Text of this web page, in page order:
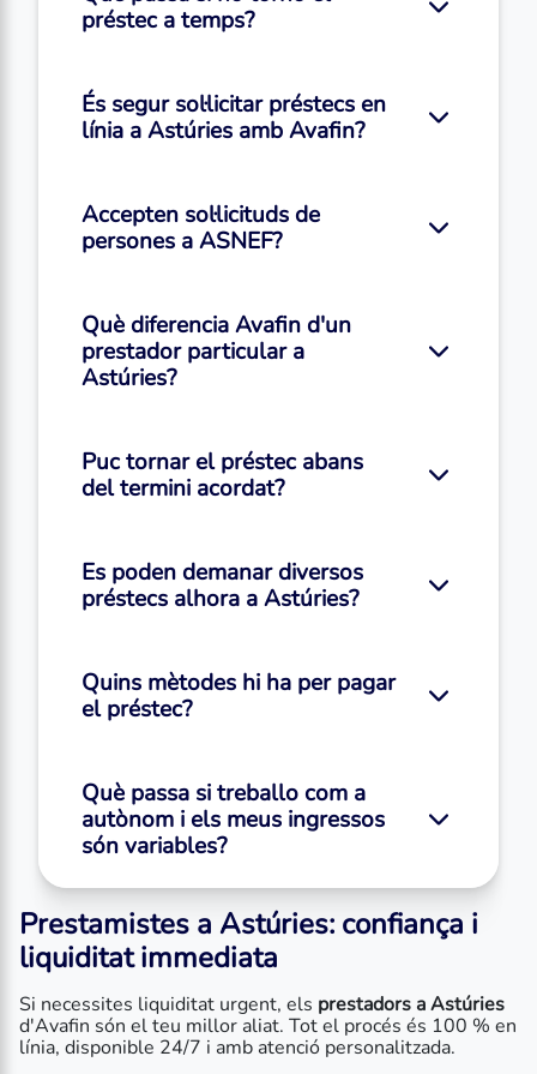
préstec a temps?
És segur sol·licitar préstecs en
línia a Astúries amb Avafin?
Accepten sol·licituds de
persones a ASNEF?
Què diferencia Avafin d'un
prestador particular a
Astúries?
Puc tornar el préstec abans
del termini acordat?
Es poden demanar diversos
préstecs alhora a Astúries?
Quins mètodes hi ha per pagar
el préstec?
Què passa si treballo com a
autònom i els meus ingressos
són variables?
Prestamistes a Astúries: confiança i
liquiditat immediata
Si necessites liquiditat urgent, els prestadors a Astúries
d'Avafin són el teu millor aliat. Tot el procés és 100 % en
línia, disponible 24/7 i amb atenció personalitzada.